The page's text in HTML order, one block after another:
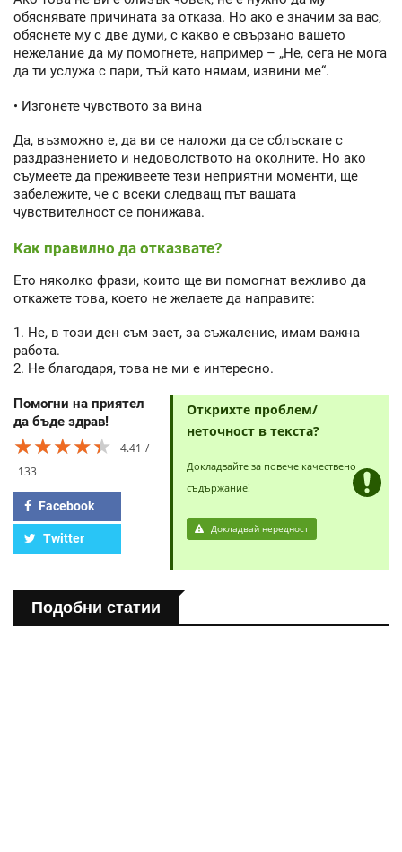
обяснявате причината за отказа. Но ако е значим за вас,
обяснете му с две думи, с какво е свързано вашето
нежелание да му помогнете, например – „Не, сега не мога
да ти услужа с пари, тъй като нямам, извини ме“.
• Изгонете чувството за вина
Да, възможно е, да ви се наложи да се сблъскате с
раздразнението и недоволството на околните. Но ако
съумеете да преживеете тези неприятни моменти, ще
забележите, че с всеки следващ път вашата
чувствителност се понижава.
Как правилно да отказвате?
Ето няколко фрази, които ще ви помогнат вежливо да
откажете това, което не желаете да направите:
1. Не, в този ден съм зает, за съжаление, имам важна
работа.
2. Не благодаря, това не ми е интересно.
Помогни на приятел
да бъде здрав!
★★★★★
★★★★★
★★★★★
4.41
133
Facebook
Twitter
Открихте проблем/
неточност в текста?
Докладвайте за повече качествено
съдържание!
Докладвай нередност
Подобни статии